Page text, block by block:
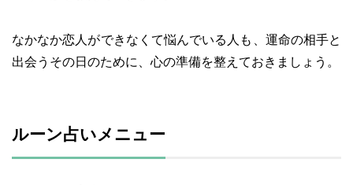
なかなか恋人ができなくて悩んでいる人も、運命の相手と
出会うその日のために、心の準備を整えておきましょう。
ルーン占いメニュー